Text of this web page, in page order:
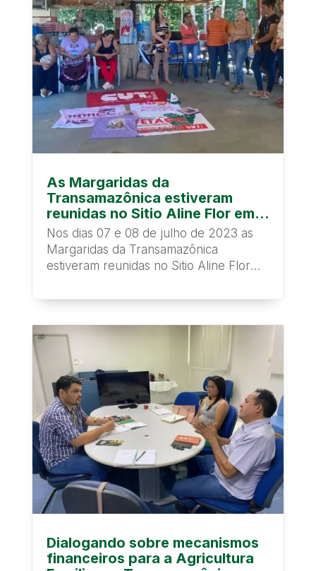
As Margaridas da
Transamazônica estiveram
reunidas no Sitio Aline Flor em
Brasil Novo.
Nos dias 07 e 08 de julho de 2023 as
Margaridas da Transamazônica
estiveram reunidas no Sitio Aline Flor
Dialogando sobre mecanismos
financeiros para a Agricultura